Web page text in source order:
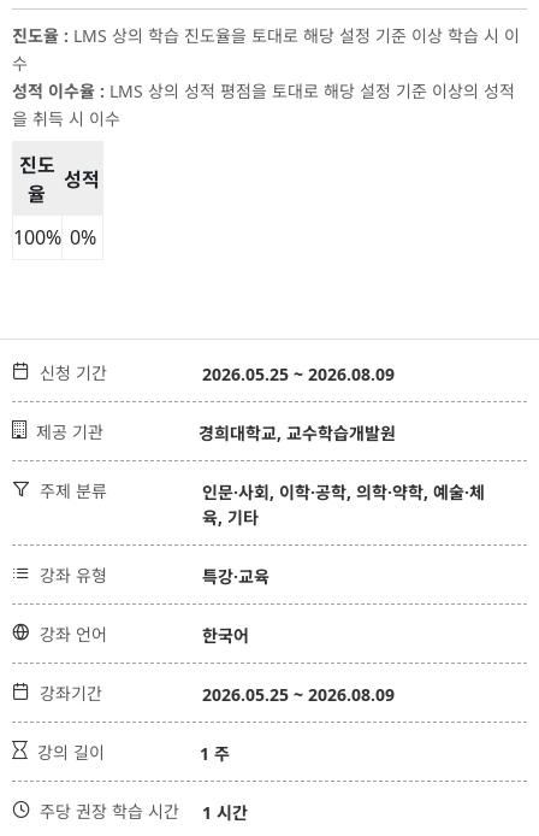
진도율 : LMS 상의 학습 진도율을 토대로 해당 설정 기준 이상 학습 시 이
수
성적 이수율 : LMS 상의 성적 평점을 토대로 해당 설정 기준 이상의 성적
을 취득 시 이수
이수 기준 표
진도
율
성적
100% 0%
 신청 기간 2026.05.25 ~ 2026.08.09
 제공 기관 경희대학교, 교수학습개발원
 주제 분류
인문·사회, 이학·공학, 의학·약학, 예술·체
육, 기타
 강좌 유형 특강·교육
 강좌 언어 한국어
 강좌기간 2026.05.25 ~ 2026.08.09
 강의 길이 1 주
 주당 권장 학습 시간 1 시간